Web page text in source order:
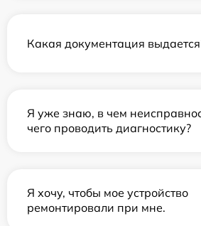
Какая документация
Я уже знаю, в чем
чего проводить диагностику?
Я хочу, чтобы мое устройство
ремонтировали при мне.